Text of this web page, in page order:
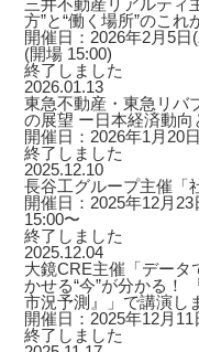
三井不動産リアルティ
方”と“働く場所”のこれ
開催日：2026年2月5
(開場 15:00)
終了しました
2026.01.13
東急不動産・東急リバ
の展望 ー日本経済動向
開催日：2026年1月20
終了しました
2025.12.10
長谷工グループ主催「
開催日：2025年12月23
15:00〜
終了しました
2025.12.04
大鏡CRE主催「デー
かせる“今”が分かる！
市況予測』」で講演し
開催日：2025年12月11
終了しました